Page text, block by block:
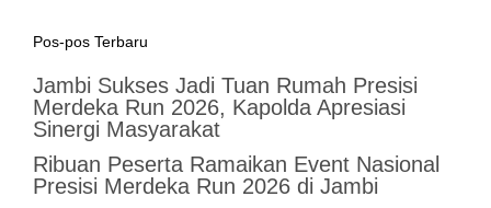
Pos-pos Terbaru
Jambi Sukses Jadi Tuan Rumah Presisi
Merdeka Run 2026, Kapolda Apresiasi
Sinergi Masyarakat
Ribuan Peserta Ramaikan Event Nasional
Presisi Merdeka Run 2026 di Jambi